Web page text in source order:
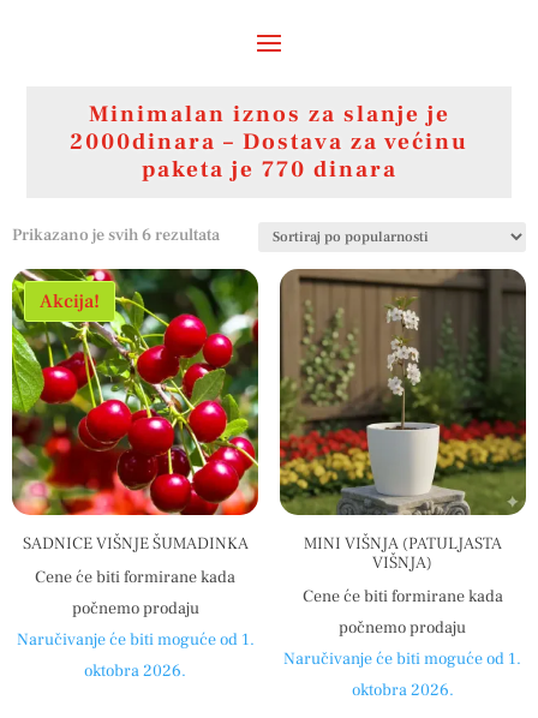
Minimalan iznos za slanje je
2000dinara – Dostava za većinu
paketa je 770 dinara
Prikazano je svih 6 rezultataSortirano
popularnosti
Akcija!
SADNICE VIŠNJE ŠUMADINKA
Cene će biti formirane kada
počnemo prodaju
Naručivanje će biti moguće od 1.
oktobra 2026.
MINI VIŠNJA (PATULJASTA
VIŠNJA)
Cene će biti formirane kada
počnemo prodaju
Naručivanje će biti moguće od 1.
oktobra 2026.